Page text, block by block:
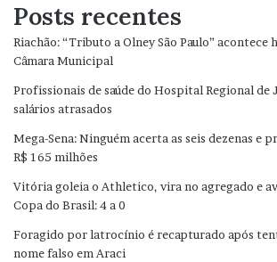
Posts recentes
Riachão: “Tributo a Olney São Paulo” acontece
Câmara Municipal
Profissionais de saúde do Hospital Regional de
salários atrasados
Mega-Sena: Ninguém acerta as seis dezenas e
R$ 165 milhões
Vitória goleia o Athletico, vira no agregado e
Copa do Brasil: 4 a 0
Foragido por latrocínio é recapturado após
nome falso em Araci